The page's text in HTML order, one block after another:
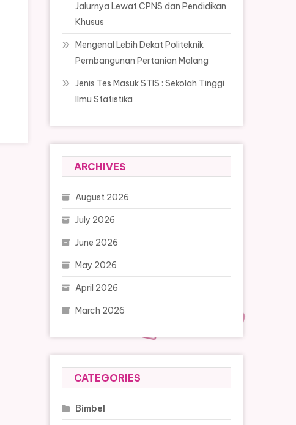
Jalurnya Lewat CPNS dan Pendidikan
Khusus
Mengenal Lebih Dekat Politeknik
Pembangunan Pertanian Malang
Jenis Tes Masuk STIS : Sekolah Tinggi
Ilmu Statistika
ARCHIVES
August 2026
July 2026
June 2026
May 2026
April 2026
March 2026
CATEGORIES
Bimbel